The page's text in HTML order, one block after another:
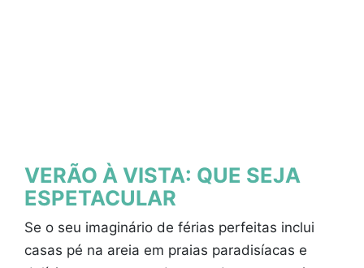
VERÃO À VISTA: QUE SEJA
ESPETACULAR
Se o seu imaginário de férias perfeitas inclui
casas pé na areia em praias paradisíacas e